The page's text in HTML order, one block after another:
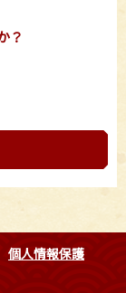
？
個人情報保護